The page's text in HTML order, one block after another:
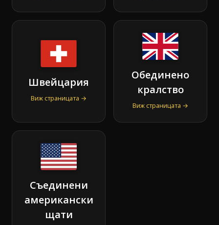
Швейцария
Виж страницата →
Обединено
кралство
Виж страницата →
Съединени
американски
щати